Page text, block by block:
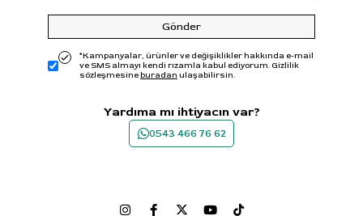
Gönder
*Kampanyalar, ürünler ve değişiklikler hakkında e-mail
ve SMS almayı kendi rızamla kabul ediyorum. Gizlilik
sözleşmesineburadan ulaşabilirsin.
Yardıma mı ihtiyacın var?
0543 466 76 62